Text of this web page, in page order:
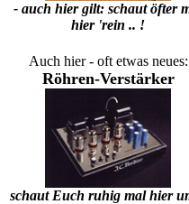
- auch hier gilt: schaut öfter
hier 'rein .. !
Auch hier - oft etwas neues:
Röhren-Verstärker
schaut Euch ruhig mal hier